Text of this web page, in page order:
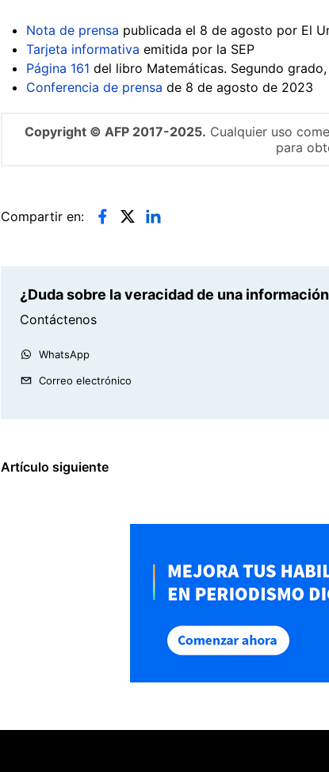
Nota de prensa publicada el 8 de agosto por El
Tarjeta informativa emitida por la SEP
Página 161 del libro Matemáticas. Segundo
Conferencia de prensa de 8 de agosto de 2023
Copyright © AFP 2017-2025. Cualquier uso
para
Compartir en:
¿Duda sobre la veracidad de una
Contáctenos
WhatsApp
Correo electrónico
Artículo siguiente